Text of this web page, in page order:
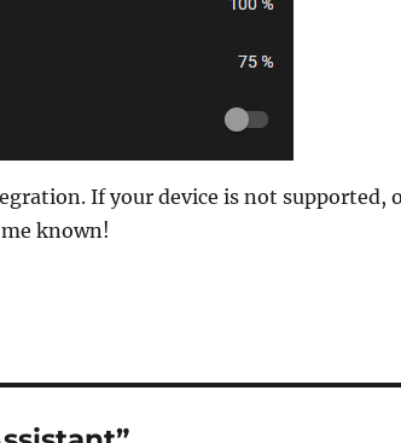
If your device is not supported,
known!